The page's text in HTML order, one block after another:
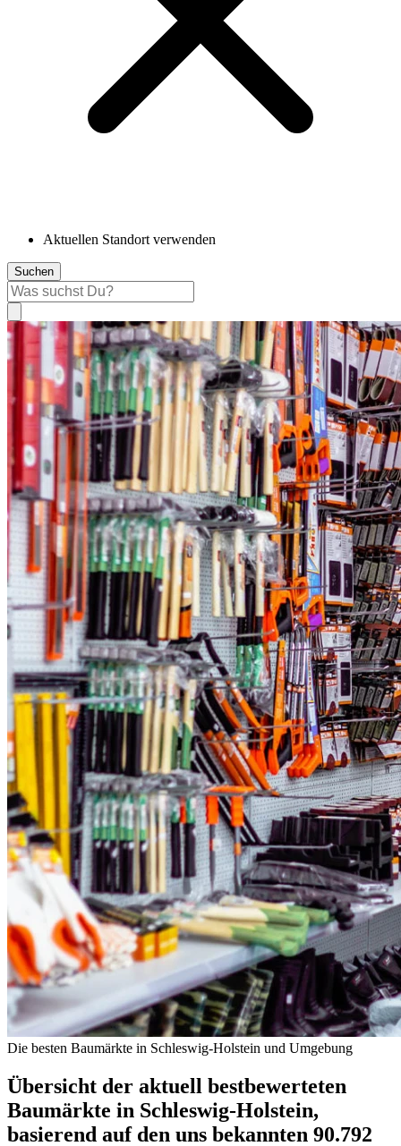
Aktuellen Standort verwenden
Suchen
Die besten Baumärkte in Schleswig-Holstein und Umgebung
Übersicht der aktuell bestbewerteten
Baumärkte in Schleswig-Holstein,
basierend auf den uns bekannten 90.792